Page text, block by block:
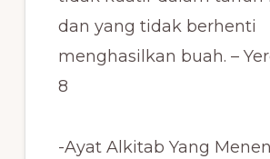
dan yang tidak berhenti
menghasilkan buah. –
8
-Ayat Alkitab Yang